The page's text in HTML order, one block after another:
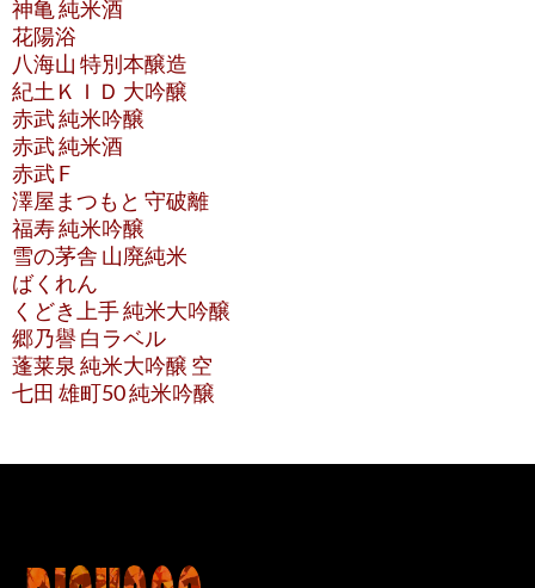
神亀 純米酒
花陽浴
八海山 特別本醸造
紀土ＫＩＤ 大吟醸
赤武 純米吟醸
赤武 純米酒
赤武 F
澤屋まつもと 守破離
福寿 純米吟醸
雪の茅舎 山廃純米
ばくれん
くどき上手 純米大吟醸
郷乃譽 白ラベル
蓬莱泉 純米大吟醸 空
七田 雄町50 純米吟醸